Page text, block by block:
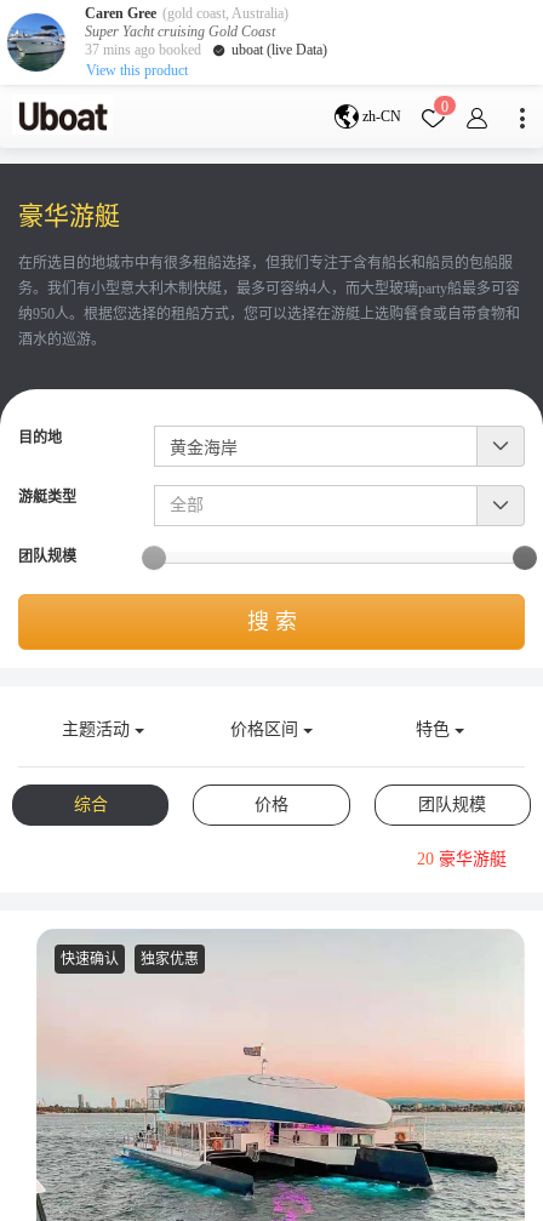
zh-CN
0
目的地
悉尼
凯恩斯
塔斯马尼亚
珀斯
达尔文
whitsundays
sunshine coast
新西兰
游艇活动
包豪华艇
服务
游艇托管
服务条款
关于众艇
Guaranteed fish
豪华游艇
在所选目的地城市中有很多租船选择，但我们专注于含有船长和船员的包船服
务。我们有小型意大利木制快艇，最多可容纳4人，而大型玻璃party船最多可容
纳950人。根据您选择的租船方式，您可以选择在游艇上选购餐食或自带食物和
酒水的巡游。
目的地
游艇类型
团队规模
搜 索
主题活动 价格区间 特色
综合 价格 团队规模
20 豪华游艇
快速确认 独家优惠
Caren Gree (gold coast, Australia)
Super Yacht cruising Gold Coast
37 mins ago booked
uboat (live Data)
View this product